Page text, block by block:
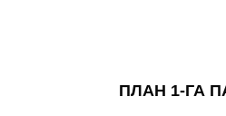
ПЛАН 1-ГА